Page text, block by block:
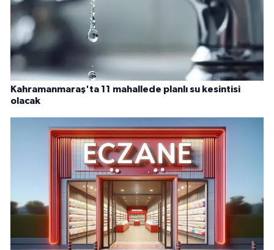
Kahramanmaraş'ta 11 mahallede planlı su kesintisi
olacak